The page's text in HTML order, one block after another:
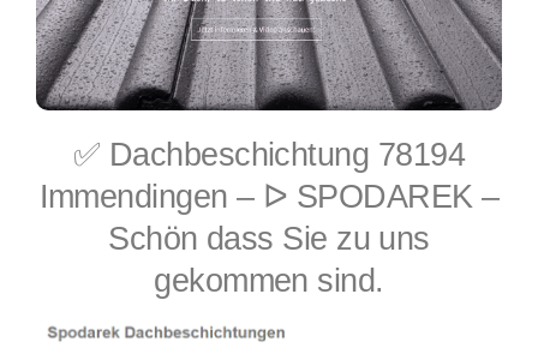
✅ Dachbeschichtung 78194
Immendingen – ᐅ SPODAREK –
Schön dass Sie zu uns
gekommen sind.